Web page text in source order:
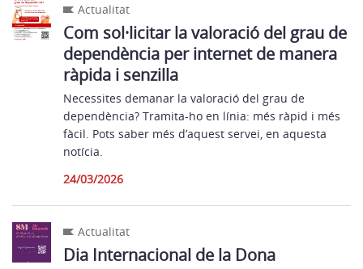
Actualitat
Com sol·licitar la valoració del grau de
dependència per internet de manera
ràpida i senzilla
Necessites demanar la valoració del grau de
dependència? Tramita-ho en línia: més ràpid i més
fàcil. Pots saber més d’aquest servei, en aquesta
notícia.
24/03/2026
Actualitat
Dia Internacional de la Dona